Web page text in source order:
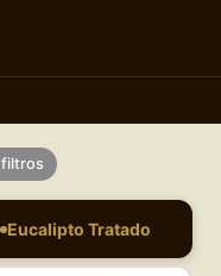
filtros
Eucalipto Tratado